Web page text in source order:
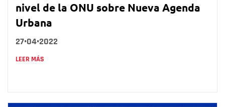
nivel de la ONU sobre Nueva Agenda
Urbana
27•04•2022
LEER MÁS